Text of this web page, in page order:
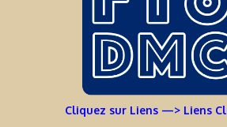
Cliquez sur Liens —> Liens